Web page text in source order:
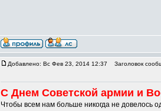
Добавлено: Вс Фев 23, 2014 12:37 Заголовок
С Днем Советской армии и
Чтобы всем нам больше никогда не довелось